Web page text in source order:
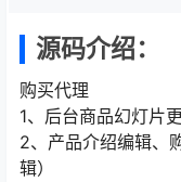
源码介绍：
购买代理
1、后台商品幻灯片
2、产品介绍编辑、
辑）